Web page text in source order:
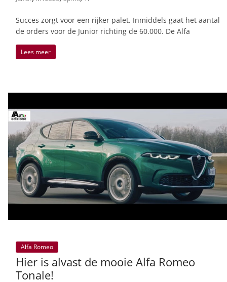
Succes zorgt voor een rijker palet. Inmiddels gaat het aantal
de orders voor de Junior richting de 60.000. De Alfa
Lees meer
Alfa Romeo
Hier is alvast de mooie Alfa Romeo
Tonale!